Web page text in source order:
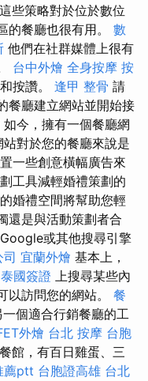
些策略對於位於數位
的餐廳也很有用。 數
他們在社群媒體上很有
台中外燴 全身按摩 按
按讚。 逢甲 整骨 請
餐廳建立網站並開始接
如今，擁有一個餐廳網
站對於您的餐廳來說是
一些創意橫幅廣告來
工具減輕婚禮策劃的
婚禮空間將幫助您輕
還是與活動策劃者合
或其他搜尋引擎
司 宜蘭外燴 基本上，
泰國簽證 上搜尋某些內
以訪問您的網站。 餐
一個適合行銷餐廳的工
外燴 台北 按摩 台胞
館，有百日雞蛋、三
薦ptt 台胞證高雄 台北